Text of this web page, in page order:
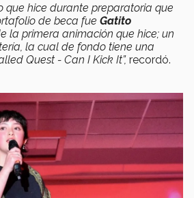
que hice durante preparatoria que
de beca fue Gatito
la primera animación que hice; un
la cual de fondo tiene una
Quest - Can I Kick It”, recordó.